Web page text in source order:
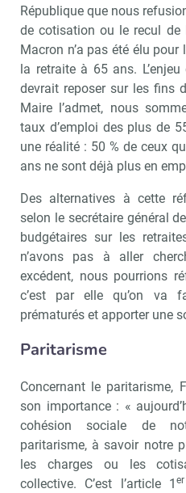
République que nous
de cotisation ou le recul de
Macron n’a pas été élu pour
la retraite à 65 ans.
devrait reposer sur les fins
Maire l’admet, nous
taux d’emploi des plus de
une réalité : 50 % de ceux
ans ne sont déjà plus en
Des alternatives à cette
selon le secrétaire général
budgétaires sur les
n’avons pas à aller
excédent, nous pourrions
c’est par elle qu’on va
prématurés et apporter une
Paritarisme
Concernant le paritarisme,
son importance : «
cohésion sociale de
paritarisme, à savoir notre
les charges ou les
collective. C’est l’article 1er